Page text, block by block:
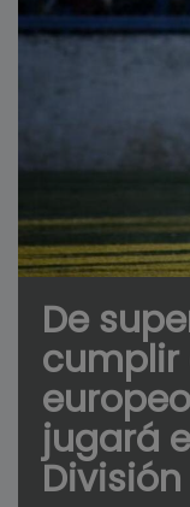
De
cumplir
jugará